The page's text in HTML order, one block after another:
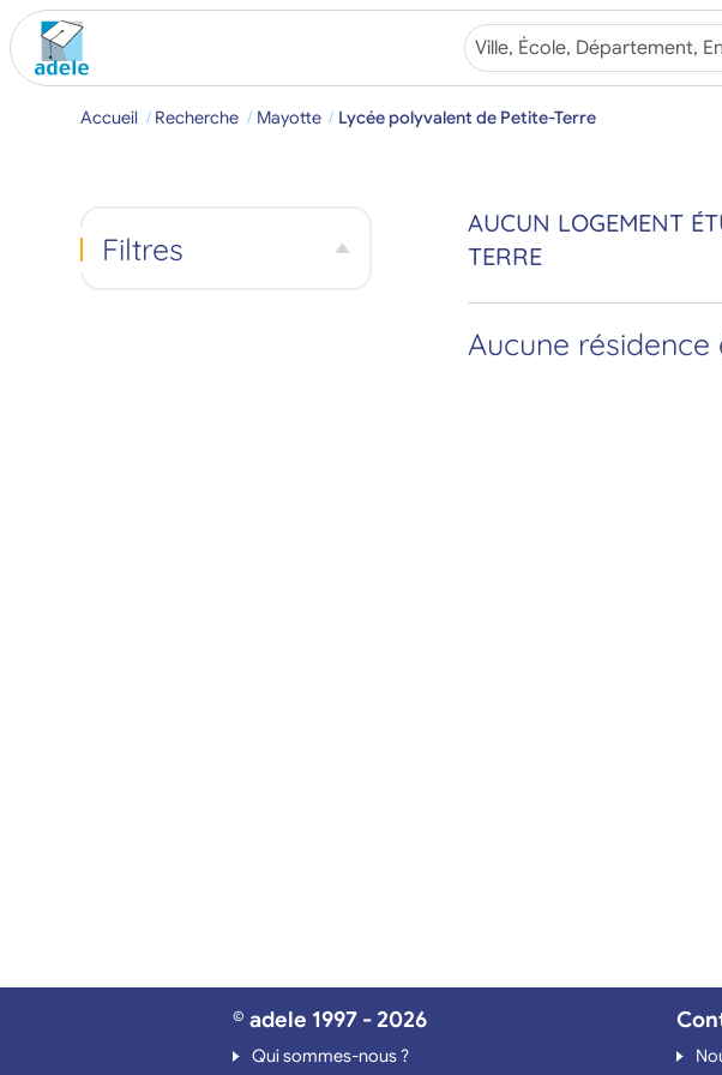
Accueil Recherche Mayotte Lycée polyvalent de Petite-Terre
AUCUN LOGEMENT
TERRE
Aucune
Filtres
© adele 1997 - 2026
Qui sommes-nous ?